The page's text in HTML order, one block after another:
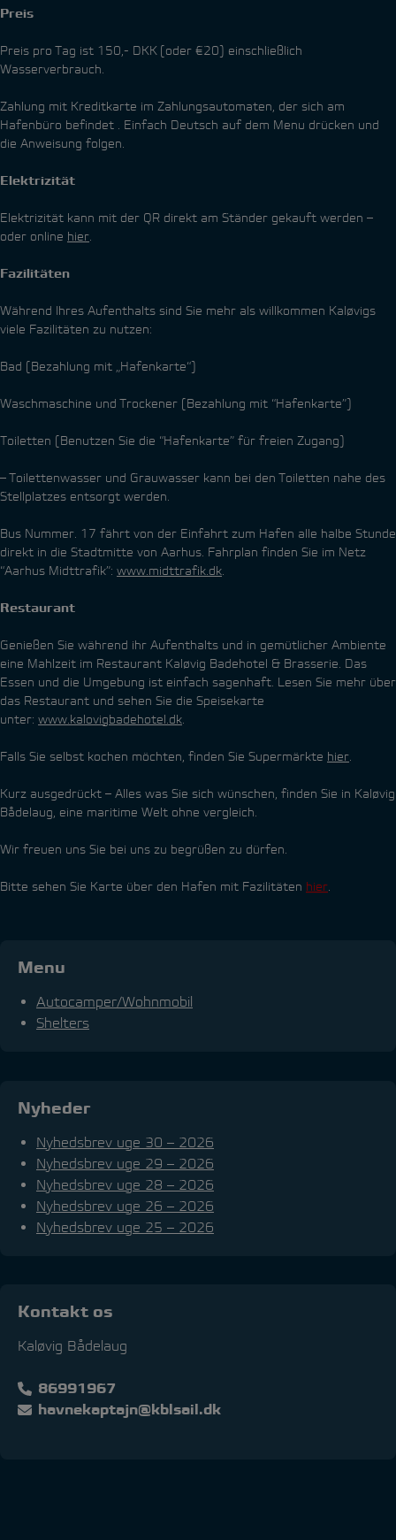
Preis
Preis pro Tag ist 150,- DKK (oder €20) einschließlich
Wasserverbrauch.
Zahlung mit Kreditkarte im Zahlungsautomaten, der sich am
Hafenbüro befindet . Einfach Deutsch auf dem Menu drücken und
die Anweisung folgen.
Elektrizität
Elektrizität kann mit der QR direkt am Ständer gekauft werden –
oder online hier.
Fazilitäten
Während Ihres Aufenthalts sind Sie mehr als willkommen Kaløvigs
viele Fazilitäten zu nutzen:
Bad (Bezahlung mit „Hafenkarte“)
Waschmaschine und Trockener (Bezahlung mit “Hafenkarte”)
Toiletten (Benutzen Sie die “Hafenkarte” für freien Zugang)
– Toilettenwasser und Grauwasser kann bei den Toiletten nahe des
Stellplatzes entsorgt werden.
Bus Nummer. 17 fährt von der Einfahrt zum Hafen alle halbe Stunde
direkt in die Stadtmitte von Aarhus. Fahrplan finden Sie im Netz
“Aarhus Midttrafik”: www.midttrafik.dk.
Restaurant
Genießen Sie während ihr Aufenthalts und in gemütlicher Ambiente
eine Mahlzeit im Restaurant Kaløvig Badehotel & Brasserie. Das
Essen und die Umgebung ist einfach sagenhaft. Lesen Sie mehr über
das Restaurant und sehen Sie die Speisekarte
unter: www.kalovigbadehotel.dk.
Falls Sie selbst kochen möchten, finden Sie Supermärkte hier.
Kurz ausgedrückt – Alles was Sie sich wünschen, finden Sie in Kaløvig
Bådelaug, eine maritime Welt ohne vergleich.
Wir freuen uns Sie bei uns zu begrüßen zu dürfen.
Bitte sehen Sie Karte über den Hafen mit Fazilitäten hier.
Menu
Autocamper/Wohnmobil
Shelters
Nyheder
Nyhedsbrev uge 30 – 2026
Nyhedsbrev uge 29 – 2026
Nyhedsbrev uge 28 – 2026
Nyhedsbrev uge 26 – 2026
Nyhedsbrev uge 25 – 2026
Kontakt os
Kaløvig Bådelaug
86991967
havnekaptajn@kblsail.dk